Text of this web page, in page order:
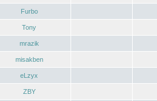
Furbo
Tony
mrazik
misakben
eLzyx
ZBY